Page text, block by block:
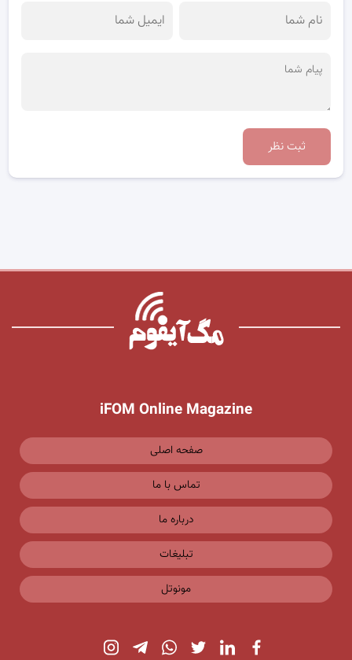
ثبت نظر
iFOM Online Magazine
صفحه اصلی
تماس با ما
درباره ما
تبلیغات
مونوتل